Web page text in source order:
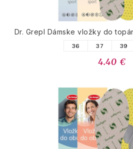
Dr. Grepl Dámske vložky do
36 37 39
4.40 €